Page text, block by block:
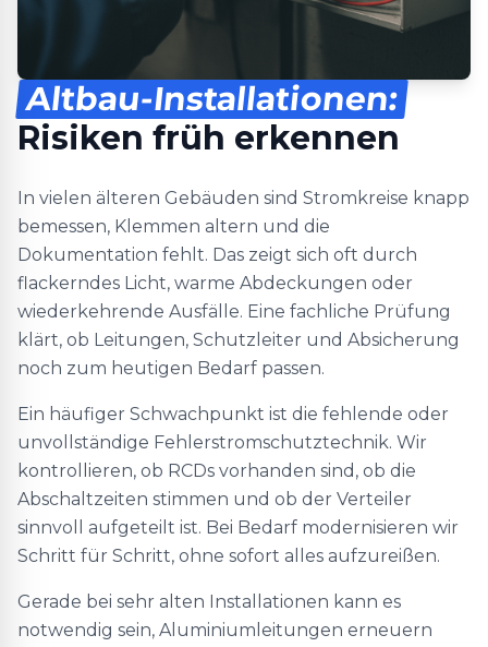
Altbau-Installationen:
Risiken früh erkennen
In vielen älteren Gebäuden sind Stromkreise knapp
bemessen, Klemmen altern und die
Dokumentation fehlt. Das zeigt sich oft durch
flackerndes Licht, warme Abdeckungen oder
wiederkehrende Ausfälle. Eine fachliche Prüfung
klärt, ob Leitungen, Schutzleiter und Absicherung
noch zum heutigen Bedarf passen.
Ein häufiger Schwachpunkt ist die fehlende oder
unvollständige Fehlerstromschutztechnik. Wir
kontrollieren, ob RCDs vorhanden sind, ob die
Abschaltzeiten stimmen und ob der Verteiler
sinnvoll aufgeteilt ist. Bei Bedarf modernisieren wir
Schritt für Schritt, ohne sofort alles aufzureißen.
Gerade bei sehr alten Installationen kann es
notwendig sein, Aluminiumleitungen erneuern